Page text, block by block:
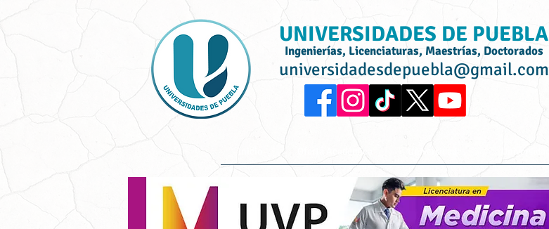
UNIVERSIDADES DE PUEBLA
Ingenierías, Licenciaturas, Maestrías, Doctorados
universidadesdepuebla@gmail.com